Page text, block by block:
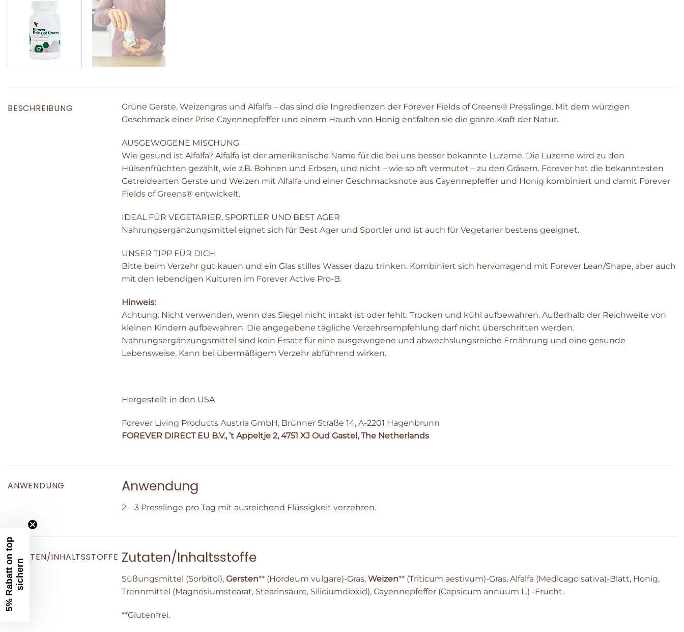
BESCHREIBUNG
Grüne Gerste, Weizengras und Alfalfa – das sind die Ingredienzen der Forever Fields of Greens® Presslinge. Mit dem würzigen
Geschmack einer Prise Cayennepfeffer und einem Hauch von Honig entfalten sie die ganze Kraft der Natur.
AUSGEWOGENE MISCHUNG
Wie gesund ist Alfalfa? Alfalfa ist der amerikanische Name für die bei uns besser bekannte Luzerne. Die Luzerne wird zu den
Hülsenfrüchten gezählt, wie z.B. Bohnen und Erbsen, und nicht – wie so oft vermutet – zu den Gräsern. Forever hat die bekanntesten
Getreidearten Gerste und Weizen mit Alfalfa und einer Geschmacksnote aus Cayennepfeffer und Honig kombiniert und damit Forever
Fields of Greens® entwickelt.
IDEAL FÜR VEGETARIER, SPORTLER UND BEST AGER
Nahrungsergänzungsmittel eignet sich für Best Ager und Sportler und ist auch für Vegetarier bestens geeignet.
UNSER TIPP FÜR DICH
Bitte beim Verzehr gut kauen und ein Glas stilles Wasser dazu trinken. Kombiniert sich hervorragend mit Forever Lean/Shape, aber auch
mit den lebendigen Kulturen im Forever Active Pro-B.
Hinweis:
Achtung: Nicht verwenden, wenn das Siegel nicht intakt ist oder fehlt. Trocken und kühl aufbewahren. Außerhalb der Reichweite von
kleinen Kindern aufbewahren. Die angegebene tägliche Verzehrsempfehlung darf nicht überschritten werden.
Nahrungsergänzungsmittel sind kein Ersatz für eine ausgewogene und abwechslungsreiche Ernährung und eine gesunde
Lebensweise. Kann bei übermäßigem Verzehr abführend wirken.
Hergestellt in den USA
Forever Living Products Austria GmbH, Brünner Straße 14, A-2201 Hagenbrunn
FOREVER DIRECT EU B.V., ’t Appeltje 2, 4751 XJ Oud Gastel, The Netherlands
ANWENDUNG Anwendung
2 – 3 Presslinge pro Tag mit ausreichend Flüssigkeit verzehren.
ZUTATEN/INHALTSSTOFFE Zutaten/Inhaltsstoffe
Süßungsmittel (Sorbitol), Gersten** (Hordeum vulgare)-Gras, Weizen** (Triticum aestivum)-Gras, Alfalfa (Medicago sativa)-Blatt, Honig,
Trennmittel (Magnesiumstearat, Stearinsäure, Siliciumdioxid), Cayennepfeffer (Capsicum annuum L.) -Frucht.
**Glutenfrei.
5
%
R
a
b
a
t
t
o
n
t
o
p
s
i
c
h
e
rn